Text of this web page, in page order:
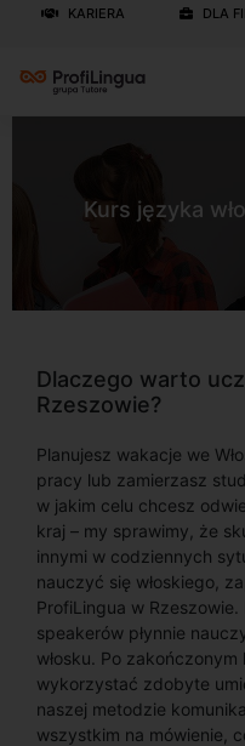
KARIERA DLA
Kurs języka
Dlaczego warto
Rzeszowie?
Planujesz wakacje we
pracy lub zamierzasz
w jakim celu chcesz
kraj – my sprawimy, że
innymi w codziennych
nauczyć się włoskiego,
ProfiLingua w
speakerów płynnie
włosku. Po zakończonym
wykorzystać zdobyte
naszej metodzie
wszystkim na mówienie,